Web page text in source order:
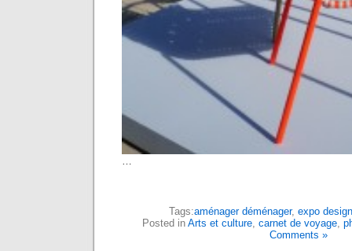
…
Tags:aménager déménager, expo
Posted in Arts et culture, carnet de voyage,
Comments »